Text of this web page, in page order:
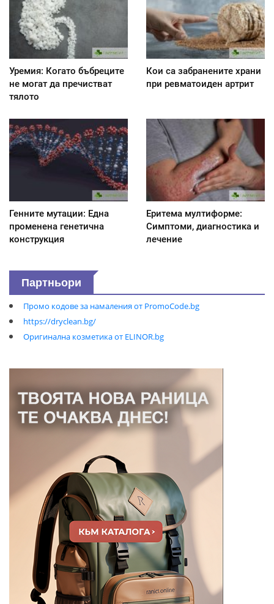
Уремия: Когато бъбреците
не могат да пречистват
тялото
Кои са забранените храни
при ревматоиден артрит
Генните мутации: Една
променена генетична
конструкция
Еритема мултиформе:
Симптоми, диагностика и
лечение
Партньори
Промо кодове за намаления от PromoCode.bg
https://dryclean.bg/
Оригинална козметика от ELINOR.bg